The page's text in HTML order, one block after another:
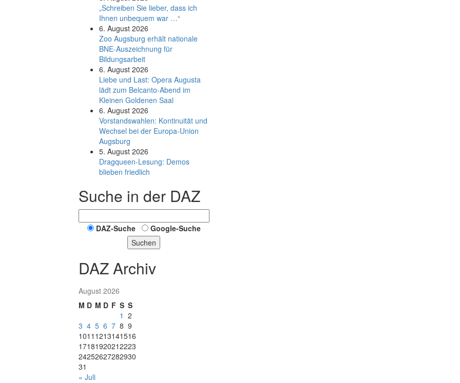
„Schreiben Sie lieber, dass ich
Ihnen unbequem war …“
6. August 2026
Zoo Augsburg erhält nationale
BNE-Auszeichnung für
Bildungsarbeit
6. August 2026
Liebe und Last: Opera Augusta
lädt zum Belcanto-Abend im
Kleinen Goldenen Saal
6. August 2026
Vorstandswahlen: Kontinuität und
Wechsel bei der Europa-Union
Augsburg
5. August 2026
Dragqueen-Lesung: Demos
blieben friedlich
Suche in der DAZ
DAZ-Suche
Google-Suche
Suchen
DAZ Archiv
August 2026
M D M D F S S
1 2
3 4 5 6 7 8 9
1011 1213141516
17181920212223
24252627282930
31
« Juli